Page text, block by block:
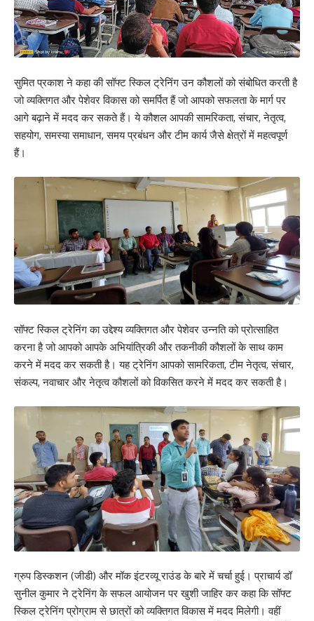
सुमित प्रकाश ने कहा की सॉफ्ट स्किल ट्रेनिंग उन कौशलों को संबोधित करती है
जो व्यक्तिगत और पेशेवर विकास को समर्पित हैं जो आपको सफलता के मार्ग पर
आगे बढ़ाने में मदद कर सकते हैं। ये कौशल आपकी सामरिकता, संचार, नेतृत्व,
सहयोग, समस्या समाधान, समय प्रबंधन और टीम कार्य जैसे क्षेत्रों में महत्वपूर्ण
हैं।
सॉफ्ट स्किल ट्रेनिंग का उद्देश्य व्यक्तिगत और पेशेवर उन्नति को प्रोत्साहित
करना है जो आपको आपके अभियांत्रिकी और तकनीकी कौशलों के साथ काम
करने में मदद कर सकती है। यह ट्रेनिंग आपको सामरिकता, टीम नेतृत्व, संचार,
संकल्प, नवाचार और नेतृत्व कौशलों को विकसित करने में मदद कर सकती है।
ग्रुप डिस्कशन (जीडी) और मॉक इंटरव्यू राउंड के बारे में चर्चा हुई। प्राचार्य डॉ
सुनील कुमार ने ट्रेनिंग के सफल आयोजन पर खुशी जाहिर कर कहा कि सॉफ्ट
स्किल ट्रेनिंग प्रोग्राम से छात्रों को व्यक्तिगत विकास में मदद मिलेगी। वहीं